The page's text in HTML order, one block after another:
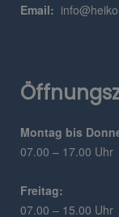
Email:
Montag bis
07.00 – 17.00 Uhr
Freitag:
07.00 – 15.00 Uhr